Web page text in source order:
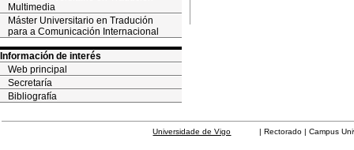
Multimedia
Máster Universitario en Tradución
para a Comunicación Internacional
Información de interés
Web principal
Secretaría
Bibliografía
Universidade de Vigo | Rectorado | Campus